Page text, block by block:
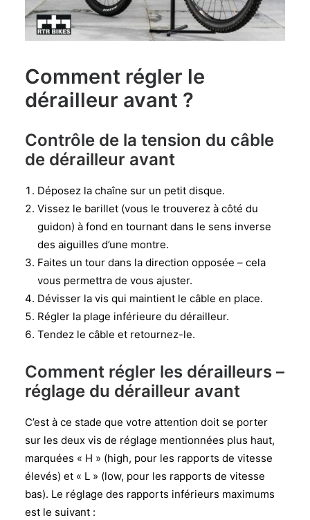
Comment régler le
dérailleur avant ?
Contrôle de la tension du câble
de dérailleur avant
Déposez la chaîne sur un petit disque.
Vissez le barillet (vous le trouverez à côté du
guidon) à fond en tournant dans le sens inverse
des aiguilles d’une montre.
Faites un tour dans la direction opposée – cela
vous permettra de vous ajuster.
Dévisser la vis qui maintient le câble en place.
Régler la plage inférieure du dérailleur.
Tendez le câble et retournez-le.
Comment régler les dérailleurs –
réglage du dérailleur avant
C’est à ce stade que votre attention doit se porter
sur les deux vis de réglage mentionnées plus haut,
marquées « H » (high, pour les rapports de vitesse
élevés) et « L » (low, pour les rapports de vitesse
bas). Le réglage des rapports inférieurs maximums
est le suivant :